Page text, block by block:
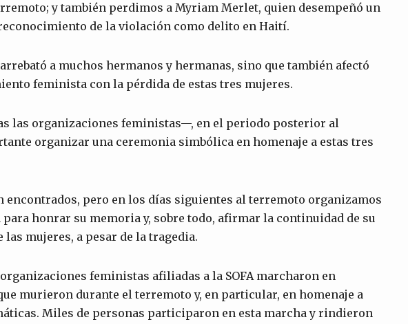
y también perdimos a Myriam Merlet, quien desempeñó un
de la violación como delito en Haití.
a muchos hermanos y hermanas, sino que también afectó
feminista con la pérdida de estas tres mujeres.
las organizaciones feministas—, en el periodo posterior al
organizar una ceremonia simbólica en homenaje a estas tres
encontrados, pero en los días siguientes al terremoto organizamos
honrar su memoria y, sobre todo, afirmar la continuidad de su
mujeres, a pesar de la tragedia.
organizaciones feministas afiliadas a la SOFA marcharon en
murieron durante el terremoto y, en particular, en homenaje a
Miles de personas participaron en esta marcha y rindieron